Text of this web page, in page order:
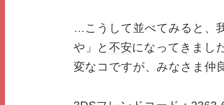
…こうして並べてみると、
や」と 不安になってきまし
変なコですが、みなさま仲